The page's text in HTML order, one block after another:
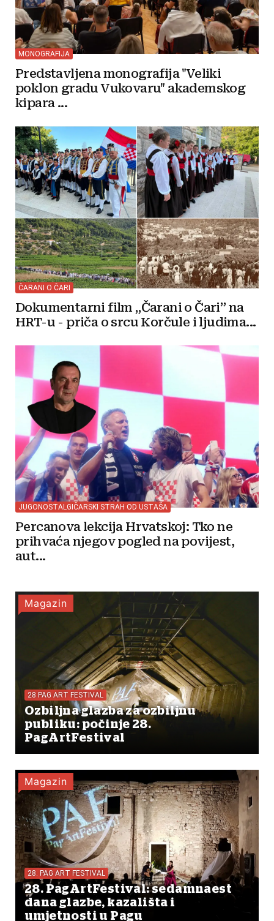
MONOGRAFIJA
Predstavljena monografija "Veliki
poklon gradu Vukovaru" akademskog
kipara ...
ČARANI O ČARI
Dokumentarni film „Čarani o Čari” na
HRT-u - priča o srcu Korčule i ljudima...
JUGONOSTALGIČARSKI STRAH OD USTAŠA
Percanova lekcija Hrvatskoj: Tko ne
prihvaća njegov pogled na povijest,
aut...
Magazin
28 PAG ART FESTIVAL
Ozbiljna glazba za ozbiljnu
publiku: počinje 28.
PagArtFestival
Magazin
28. PAG ART FESTIVAL
28. PagArtFestival: sedamnaest
dana glazbe, kazališta i
umjetnosti u Pagu